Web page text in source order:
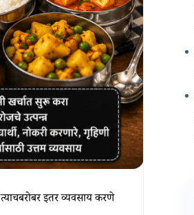
इतर व्यवसाय करणे